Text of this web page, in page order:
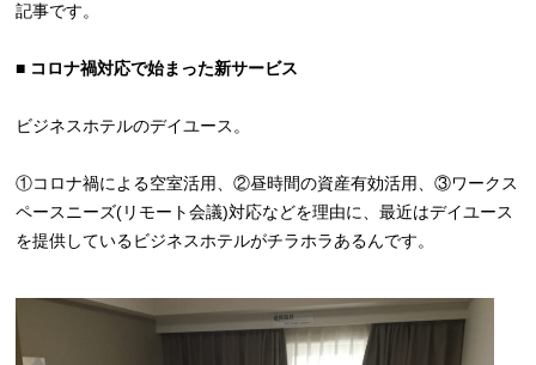
記事です。
■ コロナ禍対応で始まった新サービス
ビジネスホテルのデイユース。
①コロナ禍による空室活用、②昼時間の資産有効活用、③ワークス
ペースニーズ(リモート会議)対応などを理由に、最近はデイユース
を提供しているビジネスホテルがチラホラあるんです。